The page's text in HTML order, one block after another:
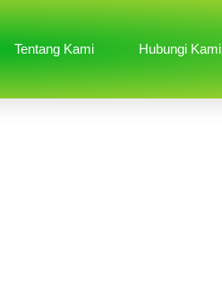
Tentang Kami Hubungi Kami